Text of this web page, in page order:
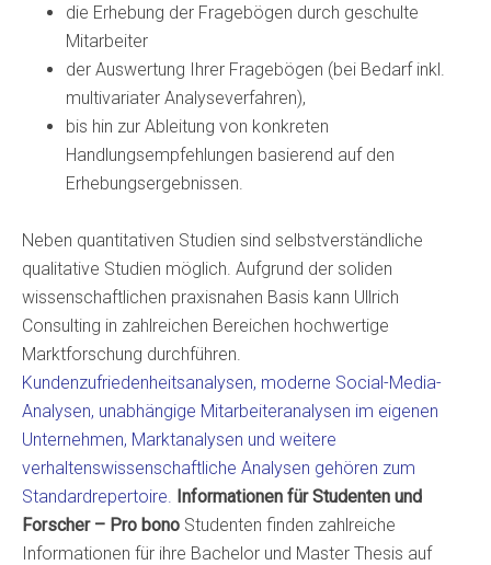
die Erhebung der Fragebögen durch geschulte
Mitarbeiter
der Auswertung Ihrer Fragebögen (bei Bedarf inkl.
multivariater Analyseverfahren),
bis hin zur Ableitung von konkreten
Handlungsempfehlungen basierend auf den
Erhebungsergebnissen.
Neben quantitativen Studien sind selbstverständliche
qualitative Studien möglich. Aufgrund der soliden
wissenschaftlichen praxisnahen Basis kann Ullrich
Consulting in zahlreichen Bereichen hochwertige
Marktforschung durchführen.
Kundenzufriedenheitsanalysen, moderne Social-Media-
Analysen, unabhängige Mitarbeiteranalysen im eigenen
Unternehmen, Marktanalysen und weitere
verhaltenswissenschaftliche Analysen gehören zum
Standardrepertoire. Informationen für Studenten und
Forscher – Pro bono Studenten finden zahlreiche
Informationen für ihre Bachelor und Master Thesis auf